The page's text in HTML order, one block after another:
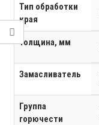
Тип обработки
края
Толщина, мм
Замасливатель
Группа
горючести